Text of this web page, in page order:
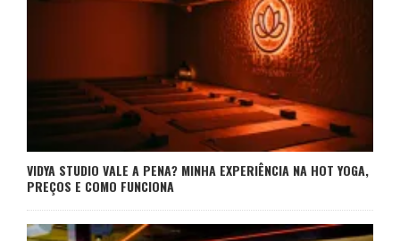
VIDYA STUDIO VALE A PENA? MINHA EXPERIÊNCIA NA HOT YOGA,
PREÇOS E COMO FUNCIONA